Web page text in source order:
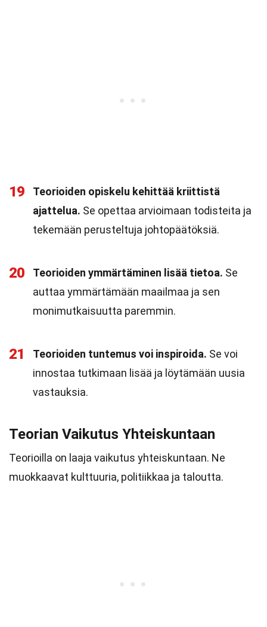
19
Teorioiden opiskelu kehittää kriittistä
ajattelua. Se opettaa arvioimaan todisteita ja
tekemään perusteltuja johtopäätöksiä.
20 Teorioiden ymmärtäminen lisää tietoa. Se
auttaa ymmärtämään maailmaa ja sen
monimutkaisuutta paremmin.
21 Teorioiden tuntemus voi inspiroida. Se voi
innostaa tutkimaan lisää ja löytämään uusia
vastauksia.
Teorian Vaikutus Yhteiskuntaan
Teorioilla on laaja vaikutus yhteiskuntaan. Ne
muokkaavat kulttuuria, politiikkaa ja taloutta.